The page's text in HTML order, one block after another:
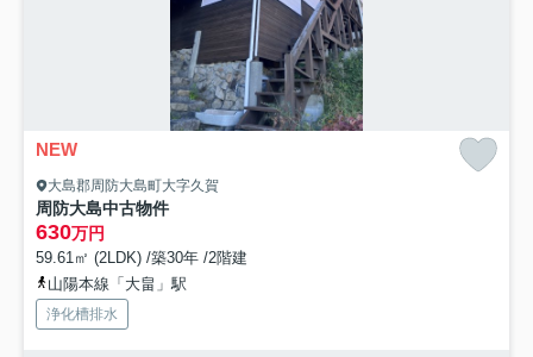
NEW
大島郡周防大島町大字久賀
周防大島中古物件
630万円
59.61㎡ (2LDK) /築30年 /2階建
山陽本線「大畠」駅
浄化槽排水